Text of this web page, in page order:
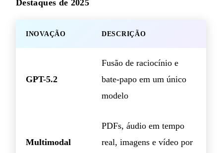
Destaques de 2025
INOVAÇÃO DESCRIÇÃO
GPT-5.2
Fusão de raciocínio e
bate-papo em um único
modelo
Multimodal
PDFs, áudio em tempo
real, imagens e vídeo por